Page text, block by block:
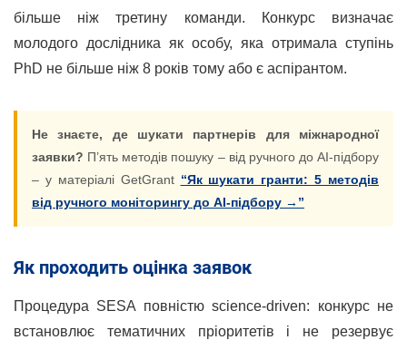
більше ніж третину команди. Конкурс визначає
молодого дослідника як особу, яка отримала ступінь
PhD не більше ніж 8 років тому або є аспірантом.
Не знаєте, де шукати партнерів для міжнародної
заявки? П’ять методів пошуку – від ручного до AI-підбору
– у матеріалі GetGrant “Як шукати гранти: 5 методів
від ручного моніторингу до AI-підбору →”
Як проходить оцінка заявок
Процедура SESA повністю science-driven: конкурс не
встановлює тематичних пріоритетів і не резервує